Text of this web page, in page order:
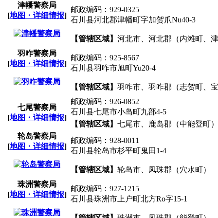
津幡警察局
[地图・详细情报]
邮政编码：929-0325
石川县河北郡津幡町字加贺爪Nu40-3
【管辖区域】 河北市、河北郡（内滩町、津
羽咋警察局
[地图・详细情报]
邮政编码：925-8567
石川县羽咋市旭町Yu20-4
【管辖区域】 羽咋市、羽咋郡（志贺町、宝
七尾警察局
[地图・详细情报]
邮政编码：926-0852
石川县七尾市小岛町九部4-5
【管辖区域】 七尾市、鹿岛郡（中能登町）
轮岛警察局
[地图・详细情报]
邮政编码：928-0011
石川县轮岛市杉平町鬼田1-4
【管辖区域】 轮岛市、凤珠郡（穴水町）
珠洲警察局
[地图・详细情报]
邮政编码：927-1215
石川县珠洲市上户町北方Ro字15-1